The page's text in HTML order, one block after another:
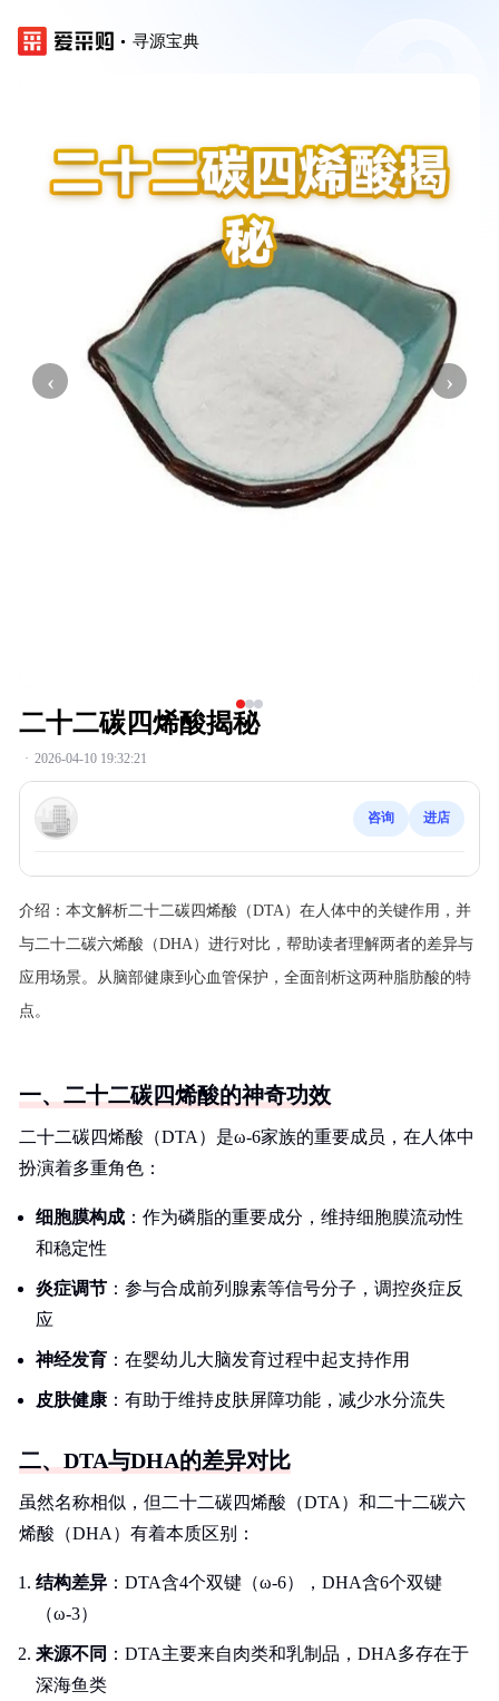
寻源宝典
‹ ›
二十二碳四烯酸揭秘
· 2026-04-10 19:32:21
咨询 进店
介绍： 本文解析二十二碳四烯酸（DTA）在人体中的关键作用，并
与二十二碳六烯酸（DHA）进行对比，帮助读者理解两者的差异与
应用场景。从脑部健康到心血管保护，全面剖析这两种脂肪酸的特
点。
一、二十二碳四烯酸的神奇功效
二十二碳四烯酸（DTA）是ω-6家族的重要成员，在人体中
扮演着多重角色：
细胞膜构成 ：作为磷脂的重要成分，维持细胞膜流动性
和稳定性
炎症调节 ：参与合成前列腺素等信号分子，调控炎症反
应
神经发育 ：在婴幼儿大脑发育过程中起支持作用
皮肤健康 ：有助于维持皮肤屏障功能，减少水分流失
二、DTA与DHA的差异对比
虽然名称相似，但二十二碳四烯酸（DTA）和二十二碳六
烯酸（DHA）有着本质区别：
结构差异 ：DTA含4个双键（ω-6），DHA含6个双键
（ω-3）
来源不同 ：DTA主要来自肉类和乳制品，DHA多存在于
深海鱼类